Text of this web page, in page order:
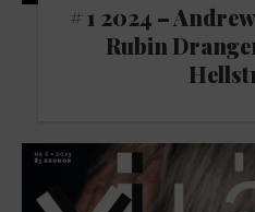
# 1 2024 –
Rubin